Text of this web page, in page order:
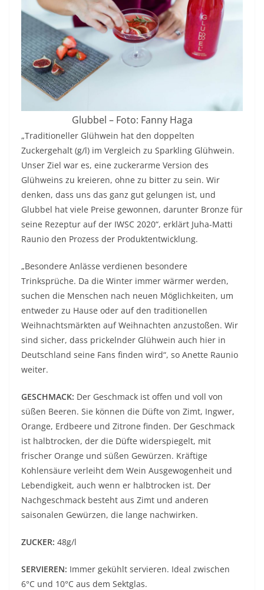
Glubbel – Foto: Fanny Haga
„Traditioneller Glühwein hat den doppelten
Zuckergehalt (g/l) im Vergleich zu Sparkling Glühwein.
Unser Ziel war es, eine zuckerarme Version des
Glühweins zu kreieren, ohne zu bitter zu sein. Wir
denken, dass uns das ganz gut gelungen ist, und
Glubbel hat viele Preise gewonnen, darunter Bronze für
seine Rezeptur auf der IWSC 2020“, erklärt Juha-Matti
Raunio den Prozess der Produktentwicklung.
„Besondere Anlässe verdienen besondere
Trinksprüche. Da die Winter immer wärmer werden,
suchen die Menschen nach neuen Möglichkeiten, um
entweder zu Hause oder auf den traditionellen
Weihnachtsmärkten auf Weihnachten anzustoßen. Wir
sind sicher, dass prickelnder Glühwein auch hier in
Deutschland seine Fans finden wird“, so Anette Raunio
weiter.
GESCHMACK: Der Geschmack ist offen und voll von
süßen Beeren. Sie können die Düfte von Zimt, Ingwer,
Orange, Erdbeere und Zitrone finden. Der Geschmack
ist halbtrocken, der die Düfte widerspiegelt, mit
frischer Orange und süßen Gewürzen. Kräftige
Kohlensäure verleiht dem Wein Ausgewogenheit und
Lebendigkeit, auch wenn er halbtrocken ist. Der
Nachgeschmack besteht aus Zimt und anderen
saisonalen Gewürzen, die lange nachwirken.
ZUCKER: 48g/l
SERVIEREN: Immer gekühlt servieren. Ideal zwischen
6°C und 10°C aus dem Sektglas.